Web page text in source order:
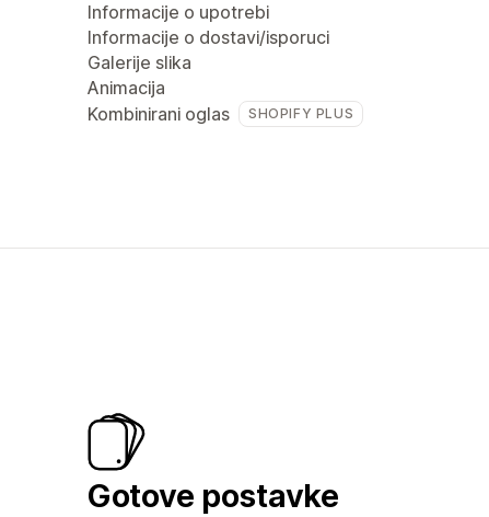
Informacije o upotrebi
Informacije o dostavi/isporuci
Galerije slika
Animacija
Kombinirani oglas
SHOPIFY PLUS
Gotove postavke